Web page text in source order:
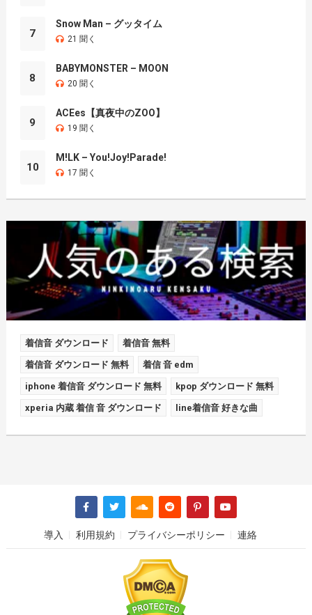
7
Snow Man – グッタイム
21 聞く
8
BABYMONSTER – MOON
20 聞く
9
ACEes【真夜中のZOO】
19 聞く
10
M!LK – You!Joy!Parade!
17 聞く
着信音 ダウンロード 着信音 無料
着信音 ダウンロード 無料 着信 音 edm
iphone 着信音 ダウンロード 無料 kpop ダウンロード 無料
xperia 内蔵 着信 音 ダウンロード line着信音 好きな曲
導入 利用規約 プライバシーポリシー 連絡